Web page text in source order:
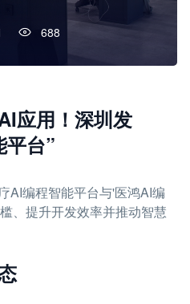
688
应用！深圳发
台”
AI编程智能平台与'医鸿AI编
、提升开发效率并推动智慧